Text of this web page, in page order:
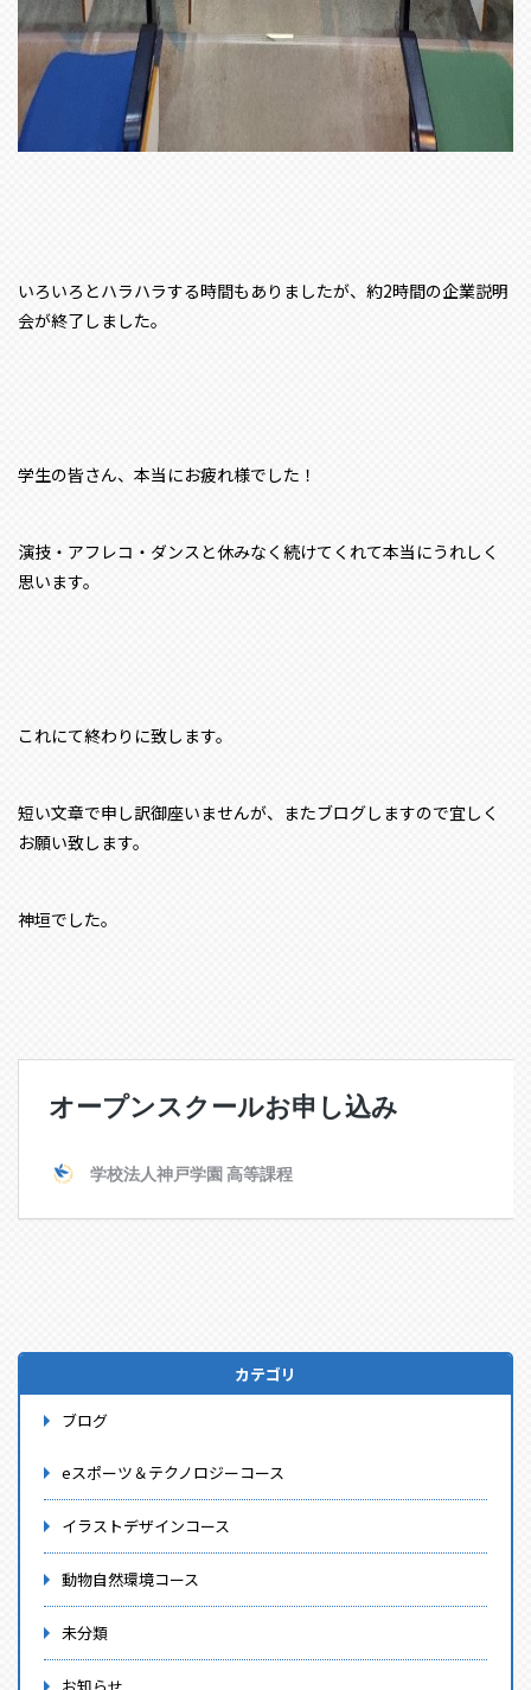
いろいろとハラハラする時間もありましたが、約2時間の企業説明
会が終了しました。
学生の皆さん、本当にお疲れ様でした！
演技・アフレコ・ダンスと休みなく続けてくれて本当にうれしく
思います。
これにて終わりに致します。
短い文章で申し訳御座いませんが、またブログしますので宜しく
お願い致します。
神垣でした。
カテゴリ
ブログ
eスポーツ＆テクノロジーコース
イラストデザインコース
動物自然環境コース
未分類
お知らせ